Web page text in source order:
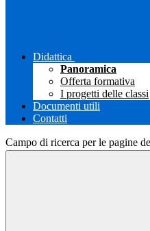
Didattica
Panoramica
Offerta formativa
I progetti delle classi
Documenti utili
Contatti
Campo di ricerca per le pagine